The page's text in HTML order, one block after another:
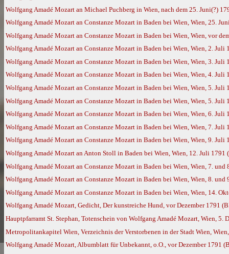
Wolfgang Amadé Mozart an Michael Puchberg in Wien, nach dem 25. Juni(?)
Wolfgang Amadé Mozart an Constanze Mozart in Baden bei Wien, Wien, 25.
Wolfgang Amadé Mozart an Constanze Mozart in Baden bei Wien, Wien, vor
Wolfgang Amadé Mozart an Constanze Mozart in Baden bei Wien, Wien, 2. Juli
Wolfgang Amadé Mozart an Constanze Mozart in Baden bei Wien, Wien, 3. Juli
Wolfgang Amadé Mozart an Constanze Mozart in Baden bei Wien, Wien, 4. Juli
Wolfgang Amadé Mozart an Constanze Mozart in Baden bei Wien, Wien, 5. Juli
Wolfgang Amadé Mozart an Constanze Mozart in Baden bei Wien, Wien, 5. Juli
Wolfgang Amadé Mozart an Constanze Mozart in Baden bei Wien, Wien, 6. Juli
Wolfgang Amadé Mozart an Constanze Mozart in Baden bei Wien, Wien, 7. Juli
Wolfgang Amadé Mozart an Constanze Mozart in Baden bei Wien, Wien, 9. Juli
Wolfgang Amadé Mozart an Anton Stoll in Baden bei Wien, Wien, 12. Juli 1791
Wolfgang Amadé Mozart an Constanze Mozart in Baden bei Wien, Wien, 7. und
Wolfgang Amadé Mozart an Constanze Mozart in Baden bei Wien, Wien, 8. und
Wolfgang Amadé Mozart an Constanze Mozart in Baden bei Wien, Wien, 14.
Wolfgang Amadé Mozart, Gedicht, Der kunstreiche Hund, vor Dezember 1791
Hauptpfarramt St. Stephan, Totenschein von Wolfgang Amadé Mozart, Wien,
Metropolitankapitel Wien, Verzeichnis der Verstorbenen in der Stadt Wien,
Wolfgang Amadé Mozart, Albumblatt für Unbekannt, o.O., vor Dezember 1791